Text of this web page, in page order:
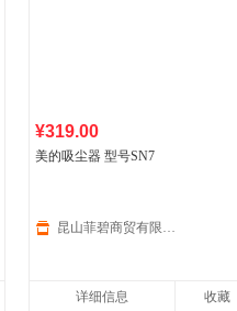
¥319.00
美的吸尘器 型号SN7
昆山菲碧商贸有限公司
详细信息 收藏